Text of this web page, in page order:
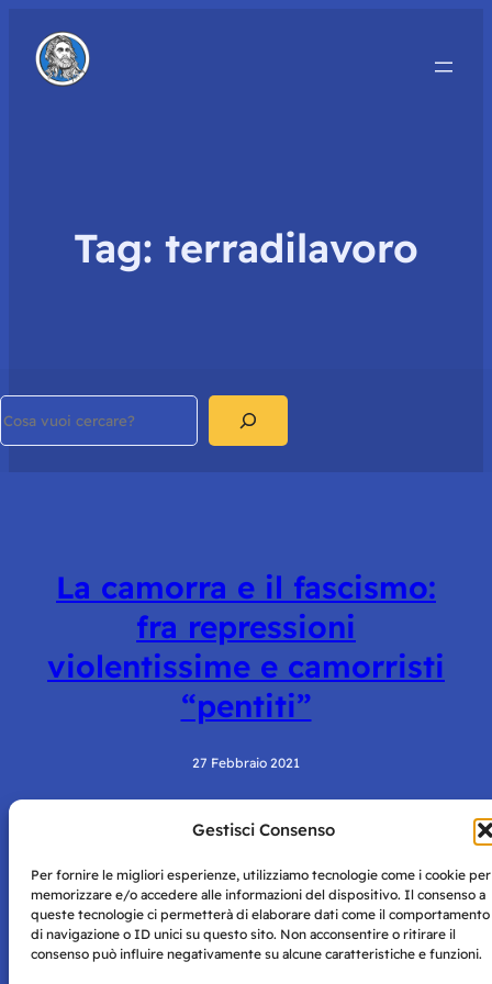
Gestisci Consenso
Per fornire le migliori esperienze, utilizziamo tecnologie come i cookie per
memorizzare e/o accedere alle informazioni del dispositivo. Il consenso a
queste tecnologie ci permetterà di elaborare dati come il comportamento
di navigazione o ID unici su questo sito. Non acconsentire o ritirare il
consenso può influire negativamente su alcune caratteristiche e funzioni.
Tag: terradilavoro
La camorra e il fascismo:
fra repressioni
violentissime e camorristi
“pentiti”
27 Febbraio 2021